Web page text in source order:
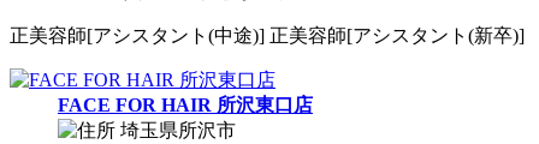
正美容師[アシスタント(中途)] 正美容師[アシスタント(新卒)]
FACE FOR HAIR 所沢東口店
埼玉県所沢市